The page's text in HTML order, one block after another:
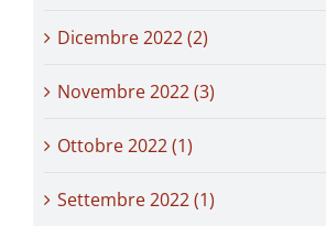
Dicembre 2022 (2)
Novembre 2022 (3)
Ottobre 2022 (1)
Settembre 2022 (1)